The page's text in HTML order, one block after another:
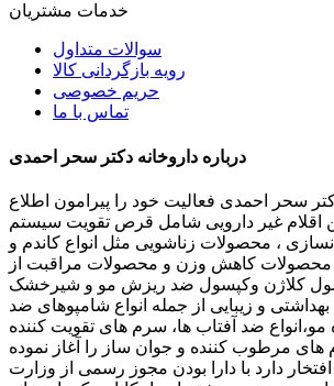
خدمات مشتریان
سوالات متداول
رویه بازگردانی کالا
حریم خصوصی
تماس با ما
درباره داروخانه دکتر سحر احمدی
دکتر سحر احمدی فعالیت خود را پیرامون اطلاع
اقلام غیر دارویی شامل قرص تقویت سیستم
، محصولات زناشویی مثل انواع کاندم و
محصولات کاهش وزن و محصولات مراقبت از
کلاژن وکپسول ضد ریزش مو و شیرخشک
و زیبایی از جمله انواع شامپوهای ضد
ضد آفتاب ها، سرم های تقویت کننده
مرطوب کننده و جوان ساز را آغاز نموده
دارد با دارا بودن مجوز رسمی از وزارت